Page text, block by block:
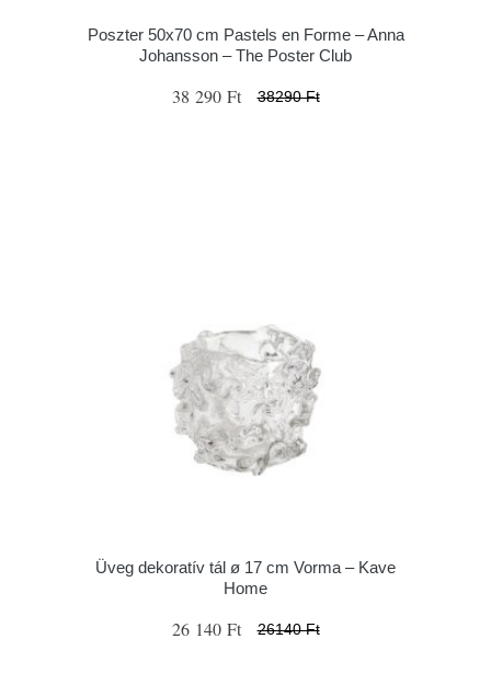
Poszter 50x70 cm Pastels en Forme – Anna
Johansson – The Poster Club
38 290 Ft 38290 Ft
Üveg dekoratív tál ø 17 cm Vorma – Kave
Home
26 140 Ft 26140 Ft